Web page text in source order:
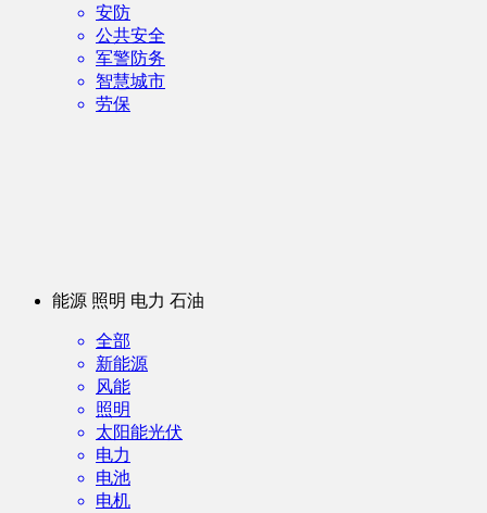
安防
公共安全
军警防务
智慧城市
劳保
能源 照明 电力 石油
全部
新能源
风能
照明
太阳能光伏
电力
电池
电机